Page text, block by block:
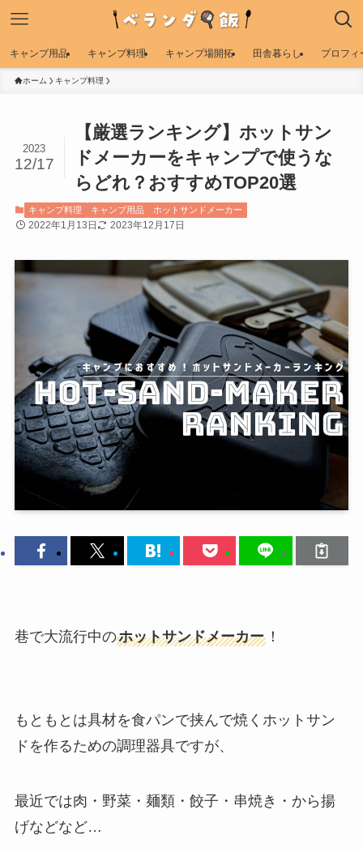
キャンプ用品 キャンプ料理 キャンプ場開拓 田舎暮らし プロフィ
ホーム キャンプ料理
【厳選ランキング】ホットサン
ドメーカーをキャンプで使うな
らどれ？おすすめTOP20選
2023
12/17
キャンプ料理 キャンプ用品 ホットサンドメーカー
2022年1月13日 2023年12月17日
巷で大流行中のホットサンドメーカー！
もともとは具材を食パンで挟んで焼くホットサン
ドを作るための調理器具ですが、
最近では肉・野菜・麺類・餃子・串焼き・から揚
げなどなど…